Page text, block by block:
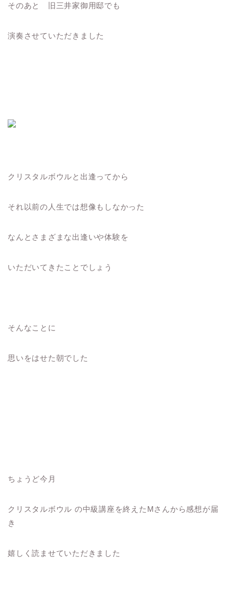
そのあと 旧三井家御用邸でも
演奏させていただきました
クリスタルボウルと出逢ってから
それ以前の人生では想像もしなかった
なんとさまざまな出逢いや体験を
いただいてきたことでしょう
そんなことに
思いをはせた朝でした
ちょうど今月
クリスタルボウル の中級講座を終えたMさんから感想が届
き
嬉しく読ませていただきました